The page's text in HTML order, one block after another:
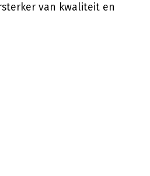
van kwaliteit en